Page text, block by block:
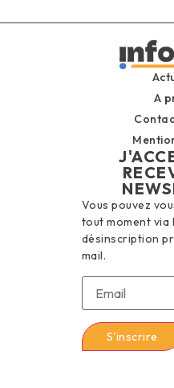
A
Vous pouvez
tout moment via
désinscription
mail.